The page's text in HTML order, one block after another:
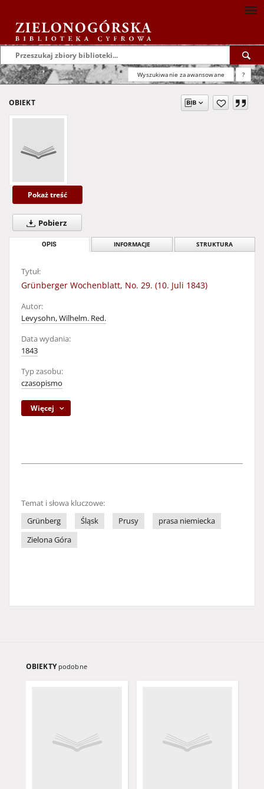
Wyszukiwanie zaawansowane ?
OBIEKT
Pokaż treść
Pobierz
OPIS INFORMACJE STRUKTURA
Tytuł:
Grünberger Wochenblatt, No. 29. (10. Juli 1843)
Autor:
Levysohn, Wilhelm. Red.
Data wydania:
1843
Typ zasobu:
czasopismo
Więcej
Temat i słowa kluczowe:
Grünberg
Śląsk Prusy
prasa niemiecka
Zielona Góra
OBIEKTY podobne